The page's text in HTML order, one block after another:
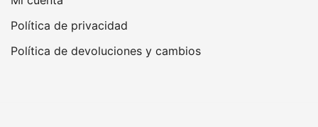
Política de privacidad
Política de devoluciones y cambios